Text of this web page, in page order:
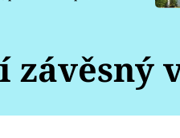
závěsný